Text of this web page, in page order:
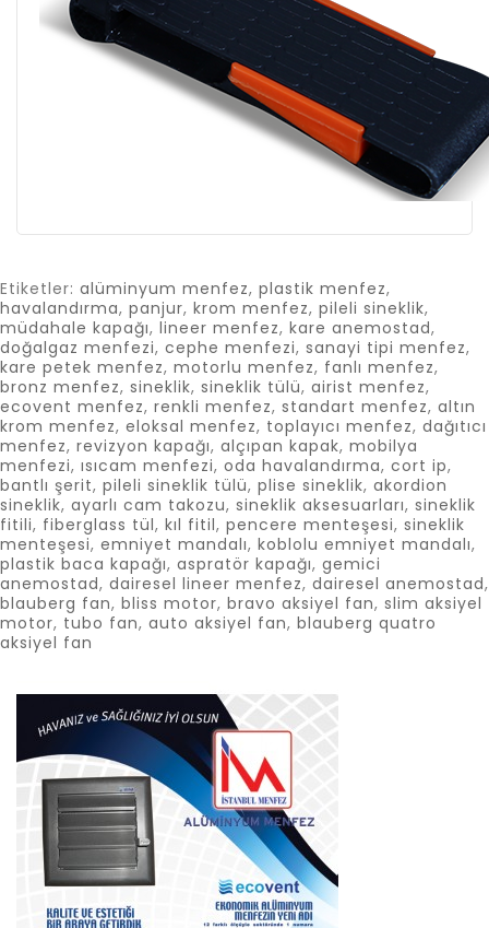
Etiketler: alüminyum menfez, plastik menfez,
havalandırma, panjur, krom menfez, pileli sineklik,
müdahale kapağı, lineer menfez, kare anemostad,
doğalgaz menfezi, cephe menfezi, sanayi tipi menfez,
kare petek menfez, motorlu menfez, fanlı menfez,
bronz menfez, sineklik, sineklik tülü, airist menfez,
ecovent menfez, renkli menfez, standart menfez, altın
krom menfez, eloksal menfez, toplayıcı menfez, dağıtıcı
menfez, revizyon kapağı, alçıpan kapak, mobilya
menfezi, ısıcam menfezi, oda havalandırma, cort ip,
bantlı şerit, pileli sineklik tülü, plise sineklik, akordion
sineklik, ayarlı cam takozu, sineklik aksesuarları, sineklik
fitili, fiberglass tül, kıl fitil, pencere menteşesi, sineklik
menteşesi, emniyet mandalı, koblolu emniyet mandalı,
plastik baca kapağı, aspratör kapağı, gemici
anemostad, dairesel lineer menfez, dairesel anemostad,
blauberg fan, bliss motor, bravo aksiyel fan, slim aksiyel
motor, tubo fan, auto aksiyel fan, blauberg quatro
aksiyel fan